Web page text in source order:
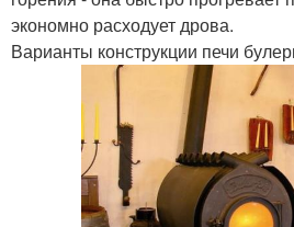
экономно расходует дрова.
Варианты конструкции печи